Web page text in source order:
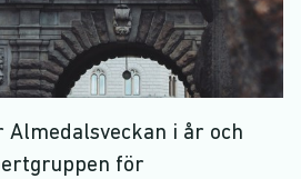
i år och
för